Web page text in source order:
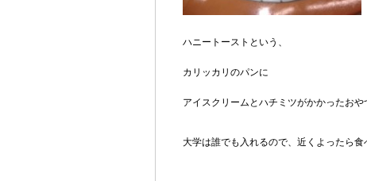
ハニートーストという、
カリッカリのパンに
アイスクリームとハチミツがかかったおや
大学は誰でも入れるので、近くよったら